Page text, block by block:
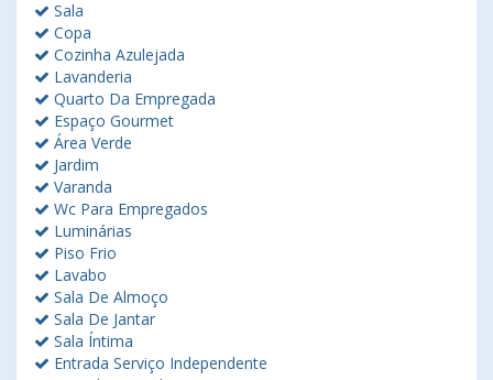
Sala
Copa
Cozinha Azulejada
Lavanderia
Quarto Da Empregada
Espaço Gourmet
Área Verde
Jardim
Varanda
Wc Para Empregados
Luminárias
Piso Frio
Lavabo
Sala De Almoço
Sala De Jantar
Sala Íntima
Entrada Serviço Independente